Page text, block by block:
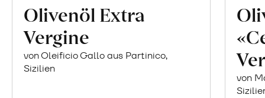
Olivenöl Extra
Vergine
von Oleificio Gallo aus Partinico,
Sizilien
von